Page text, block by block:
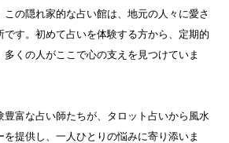
この隠れ家的な占い館は、地元の人々に愛さ
です。初めて占いを体験する方から、定期的
くの人がここで心の支えを見つけていま
豊富な占い師たちが、タロット占いから風水
提供し、一人ひとりの悩みに寄り添いま